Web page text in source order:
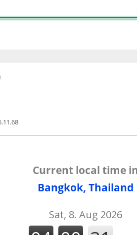
Current local time
Bangkok, Thailand